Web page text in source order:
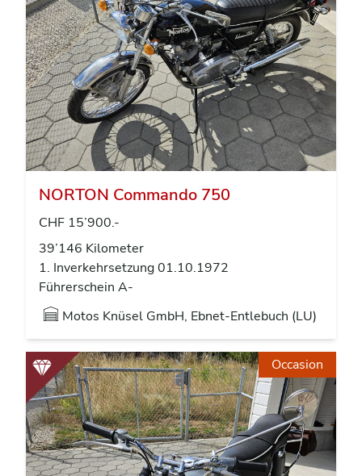
NORTON Commando 750
CHF 15’900.-
39’146 Kilometer
1. Inverkehrsetzung 01.10.1972
Führerschein A-
Motos Knüsel GmbH, Ebnet-Entlebuch (LU)
Occasion